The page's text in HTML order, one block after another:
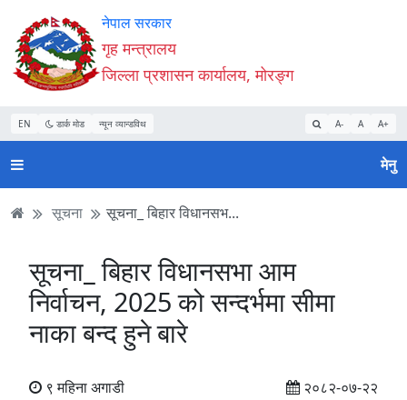
Accessibility
Mode
सुरु
गर्नुहोस्
सामाग्री
पढ्नुहाेस्
नेभिगेसन
पढ्नुहाेस्
वेबसाइट
खोजमा
जानुहोस्
नेपाल सरकार
गृह मन्त्रालय
जिल्ला प्रशासन कार्यालय, मोरङ्ग
EN डार्क मोड न्यून व्यान्डविथ A- A A+
मेनु
सूचना सूचना_ बिहार विधानसभ...
सूचना_ बिहार विधानसभा आम
निर्वाचन, 2025 को सन्दर्भमा सीमा
नाका बन्द हुने बारे
९ महिना अगाडी २०८२-०७-२२